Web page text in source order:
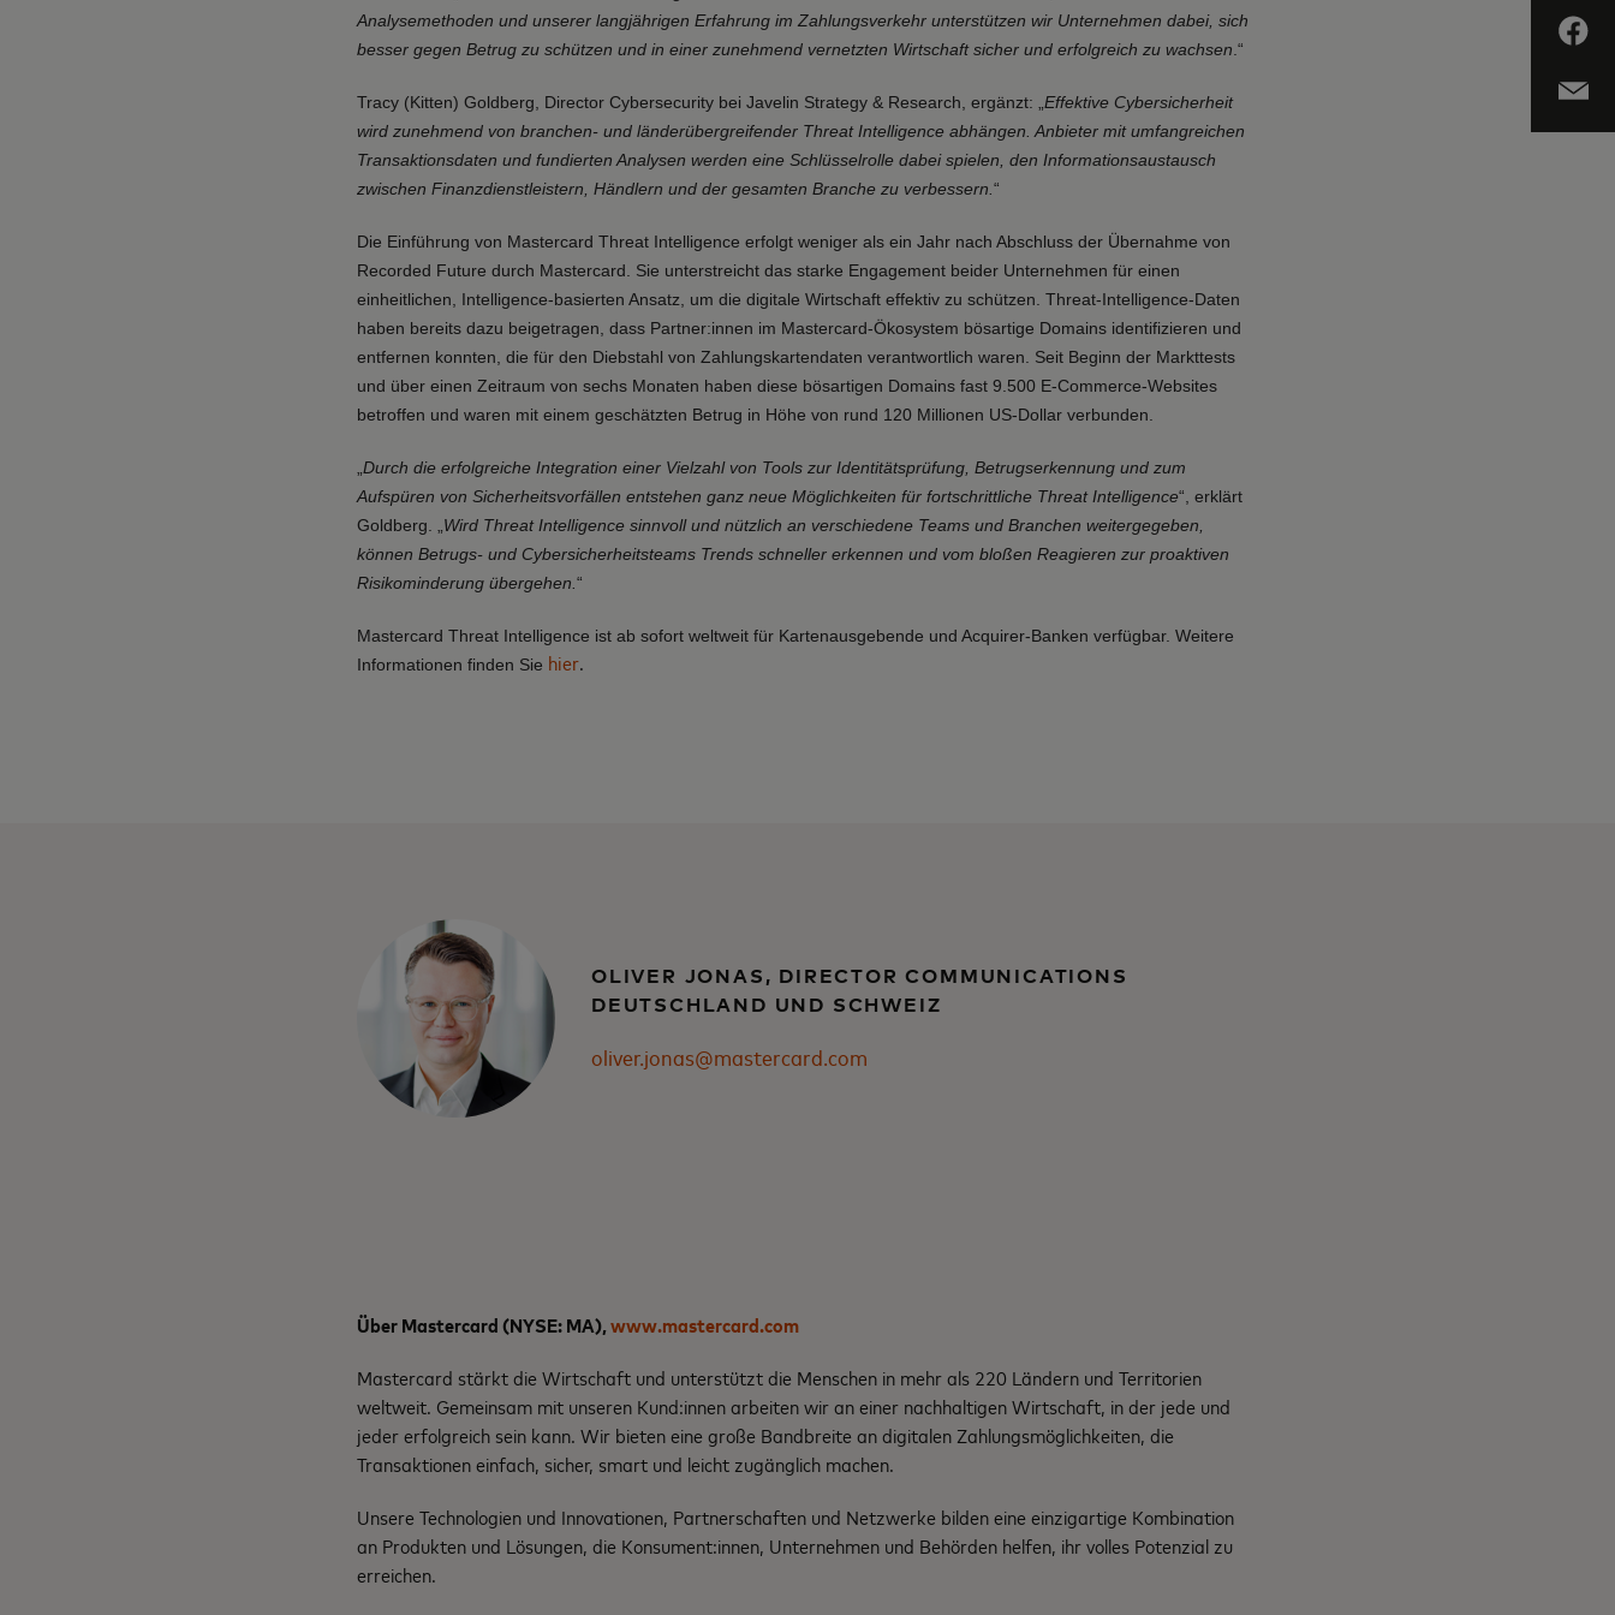
Analysemethoden und unserer langjährigen Erfahrung im Zahlungsverkehr unterstützen wir Unternehmen dabei, sich
besser gegen Betrug zu schützen und in einer zunehmend vernetzten Wirtschaft sicher und erfolgreich zu wachsen .“
Tracy (Kitten) Goldberg, Director Cybersecurity bei Javelin Strategy & Research, ergänzt: „ Effektive Cybersicherheit
wird zunehmend von branchen- und länderübergreifender Threat Intelligence abhängen. Anbieter mit umfangreichen
Transaktionsdaten und fundierten Analysen werden eine Schlüsselrolle dabei spielen, den Informationsaustausch
zwischen Finanzdienstleistern, Händlern und der gesamten Branche zu verbessern. “
Die Einführung von Mastercard Threat Intelligence erfolgt weniger als ein Jahr nach Abschluss der Übernahme von
Recorded Future durch Mastercard. Sie unterstreicht das starke Engagement beider Unternehmen für einen
einheitlichen, Intelligence-basierten Ansatz, um die digitale Wirtschaft effektiv zu schützen. Threat-Intelligence-Daten
haben bereits dazu beigetragen, dass Partner:innen im Mastercard-Ökosystem bösartige Domains identifizieren und
entfernen konnten, die für den Diebstahl von Zahlungskartendaten verantwortlich waren. Seit Beginn der Markttests
und über einen Zeitraum von sechs Monaten haben diese bösartigen Domains fast 9.500 E-Commerce-Websites
betroffen und waren mit einem geschätzten Betrug in Höhe von rund 120 Millionen US-Dollar verbunden.
Durch die erfolgreiche Integration einer Vielzahl von Tools zur Identitätsprüfung, Betrugserkennung und zum
Aufspüren von Sicherheitsvorfällen entstehen ganz neue Möglichkeiten für fortschrittliche Threat Intelligence“, erklärt
Goldberg. „ Wird Threat Intelligence sinnvoll und nützlich an verschiedene Teams und Branchen weitergegeben,
können Betrugs- und Cybersicherheitsteams Trends schneller erkennen und vom bloßen Reagieren zur proaktiven
Risikominderung übergehen. “
Mastercard Threat Intelligence ist ab sofort weltweit für Kartenausgebende und Acquirer-Banken verfügbar. Weitere
Informationen finden Sie hier.
OLIVER JONAS, DIRECTOR COMMUNICATIONS
DEUTSCHLAND UND SCHWEIZ
oliver.jonas@mastercard.com
Über Mastercard (NYSE: MA),www.mastercard.com
Mastercard stärkt die Wirtschaft und unterstützt die Menschen in mehr als 220 Ländern und Territorien
weltweit. Gemeinsam mit unseren Kund:innen arbeiten wir an einer nachhaltigen Wirtschaft, in der jede und
jeder erfolgreich sein kann. Wir bieten eine große Bandbreite an digitalen Zahlungsmöglichkeiten, die
Transaktionen einfach, sicher, smart und leicht zugänglich machen.
Unsere Technologien und Innovationen, Partnerschaften und Netzwerke bilden eine einzigartige Kombination
an Produkten und Lösungen, die Konsument:innen, Unternehmen und Behörden helfen, ihr volles Potenzial zu
erreichen.